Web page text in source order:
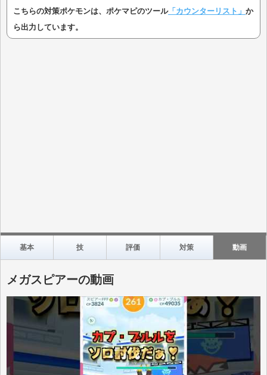
こちらの対策ポケモンは、ポケマピのツール「カウンターリスト」 か
ら出力しています。
基本 技 評価 対策 動画
メガスピアーの動画